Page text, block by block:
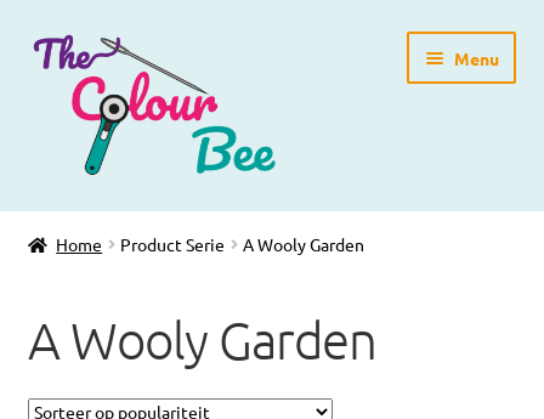
Ga
door
navigatie
Ga
direct
inhoud
Menu
Home
Blog
Workshops
Home Product Serie A Wooly Garden
A Wooly Garden